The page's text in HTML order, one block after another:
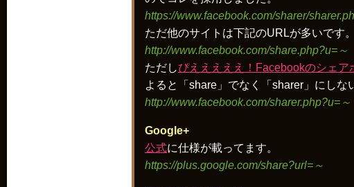
https://www.facebook.com/sharer/
ただ他のサイトは下記のURLが多いです。
http://www.facebook.com/share.php?u=～
ただしぴえええええ！Facebookのシェ
よると「share」でなく「sharer」にしな
http://www.facebook.com/sharer.php?u=～
Google+
公式に仕様が載ってます。
https://plus.google.com/share?url=～